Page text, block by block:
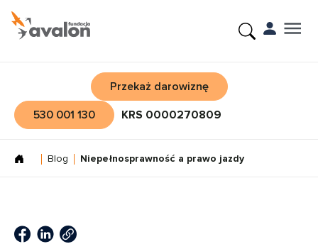
Przekaż darowiznę
530 001 130
KRS 0000270809
Blog Niepełnosprawność a prawo jazdy